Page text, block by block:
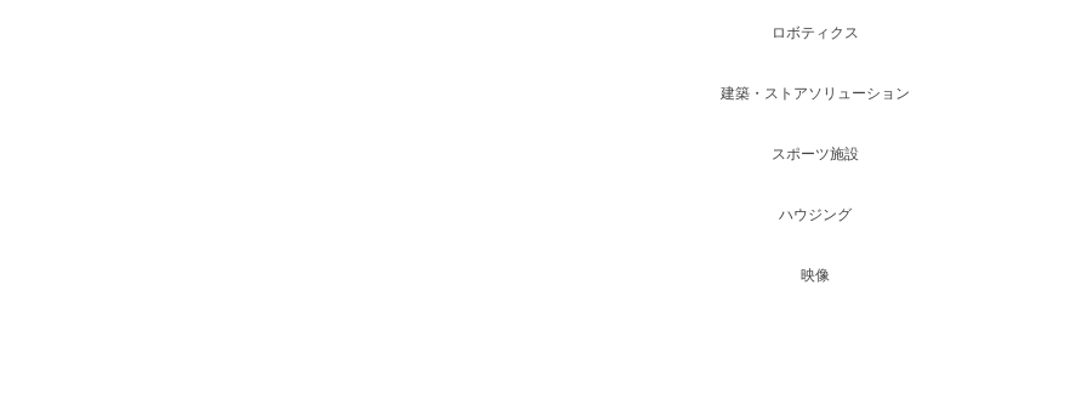
ロボティクス
建築・ストアソリューション
スポーツ施設
ハウジング
映像